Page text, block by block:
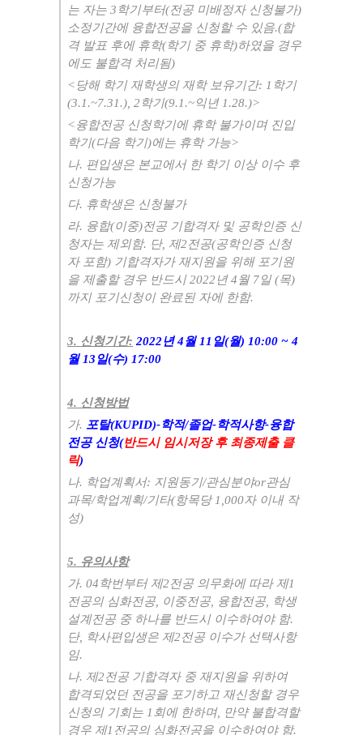
는 자는 3 학기부터(전공 미배정자 신청불가)
소정기간에 융합전공을 신청할 수 있음.(합
격 발표 후에 휴학(학기 중 휴학)하였을 경우
에도 불합격 처리됨)
< 당해 학기 재학생의 재학 보유기간: 1 학기
(3.1.~7.31.), 2 학기(9.1.~익년 1.28.)>
<융합전공 신청학기에 휴학 불가이며 진입
학기(다음 학기)에는 휴학 가능>
나. 편입생은 본교에서 한 학기 이상 이수 후
신청가능
다. 휴학생은 신청불가
라. 융합(이중)전공 기합격자 및 공학인증 신
청자는 제외함. 단, 제2전공(공학인증 신청
자 포함) 기합격자가 재지원을 위해 포기원
을 제출할 경우 반드시2022 년4월 7일(목)
까지 포기신청이 완료된 자에 한함.
3. 신청기간: 2022년4월11 일(월) 10:00 ~ 4
월13 일(수) 17:00
4. 신청방법
가. 포탈(KUPID)-학적/졸업-학적사항-융합
전공 신청(반드시 임시저장 후 최종제출 클
릭)
나. 학업계획서: 지원동기/관심분야or관심
과목/학업계획/기타(항목당 1,000자 이내 작
성)
5. 유의사항
가. 04 학번부터 제2전공 의무화에 따라 제1
전공의 심화전공, 이중전공, 융합전공, 학생
설계전공 중 하나를 반드시 이수하여야 함.
단, 학사편입생은 제2전공 이수가 선택사항
임.
나. 제2전공 기합격자 중 재지원을 위하여
합격되었던 전공을 포기하고 재신청할 경우
신청의 기회는 1회에 한하며, 만약 불합격할
경우 제1 전공의 심화전공을 이수하여야 함.